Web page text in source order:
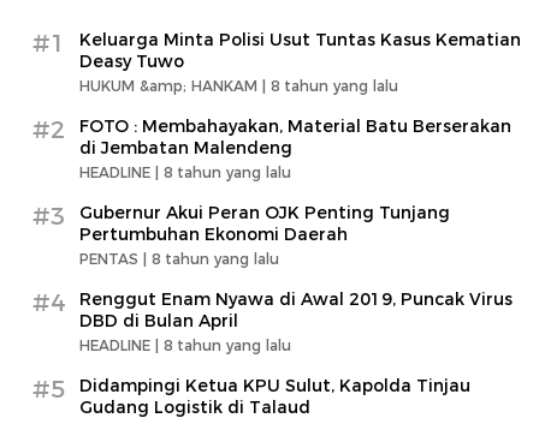
#1
Keluarga Minta Polisi Usut Tuntas Kasus Kematian
Deasy Tuwo
HUKUM &amp; HANKAM | 8 tahun yang lalu
#2
FOTO : Membahayakan, Material Batu Berserakan
di Jembatan Malendeng
HEADLINE | 8 tahun yang lalu
#3
Gubernur Akui Peran OJK Penting Tunjang
Pertumbuhan Ekonomi Daerah
PENTAS | 8 tahun yang lalu
#4
Renggut Enam Nyawa di Awal 2019, Puncak Virus
DBD di Bulan April
HEADLINE | 8 tahun yang lalu
#5
Didampingi Ketua KPU Sulut, Kapolda Tinjau
Gudang Logistik di Talaud